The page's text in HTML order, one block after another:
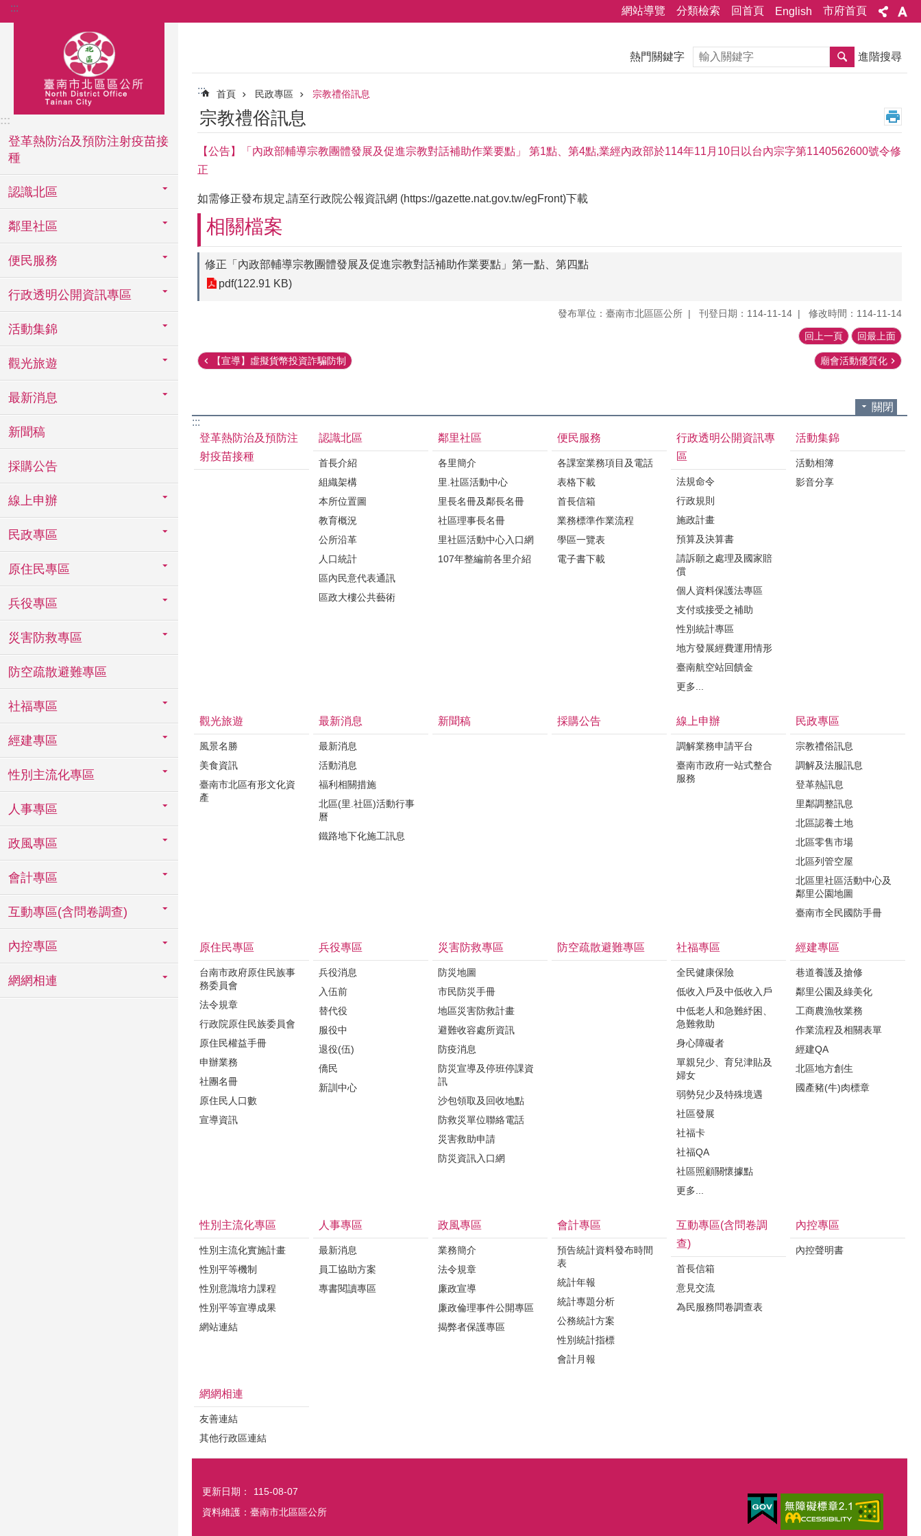
跳到主要內容區塊
::: 網站導覽 分類檢索 回首頁 English 市府首頁
:::
登革熱防治及預防注射疫苗接
種
認識北區
鄰里社區
便民服務
行政透明公開資訊專區
活動集錦
觀光旅遊
最新消息
新聞稿
採購公告
線上申辦
民政專區
原住民專區
兵役專區
災害防救專區
防空疏散避難專區
社福專區
經建專區
性別主流化專區
人事專區
政風專區
會計專區
互動專區(含問卷調查)
內控專區
網網相連
熱門關鍵字 搜尋 進階搜尋
::: 首頁 民政專區 宗教禮俗訊息
宗教禮俗訊息
【公告】「內政部輔導宗教團體發展及促進宗教對話補助作業要點」 第1點、第4點,業經內政部於114年11月10日以台內宗字第1140562600號令修
正
如需修正發布規定,請至行政院公報資訊網 (https://gazette.nat.gov.tw/egFront)下載
相關檔案
修正「內政部輔導宗教團體發展及促進宗教對話補助作業要點」第一點、第四點
pdf(122.91 KB)
發布單位：臺南市北區區公所 刊登日期：114-11-14 修改時間：114-11-14
回上一頁 回最上面
【宣導】虛擬貨幣投資詐騙防制 廟會活動優質化
關閉
:::
登革熱防治及預防注
射疫苗接種
認識北區
首長介紹
組織架構
本所位置圖
教育概況
公所沿革
人口統計
區內民意代表通訊
區政大樓公共藝術
鄰里社區
各里簡介
里.社區活動中心
里長名冊及鄰長名冊
社區理事長名冊
里社區活動中心入口網
107年整編前各里介紹
便民服務
各課室業務項目及電話
表格下載
首長信箱
業務標準作業流程
學區一覽表
電子書下載
行政透明公開資訊專
區
法規命令
行政規則
施政計畫
預算及決算書
請訴願之處理及國家賠
償
個人資料保護法專區
支付或接受之補助
性別統計專區
地方發展經費運用情形
臺南航空站回饋金
更多...
活動集錦
活動相簿
影音分享
觀光旅遊
風景名勝
美食資訊
臺南市北區有形文化資
產
最新消息
最新消息
活動消息
福利相關措施
北區(里.社區)活動行事
曆
鐵路地下化施工訊息
新聞稿 採購公告 線上申辦
調解業務申請平台
臺南市政府一站式整合
服務
民政專區
宗教禮俗訊息
調解及法服訊息
登革熱訊息
里鄰調整訊息
北區認養土地
北區零售市場
北區列管空屋
北區里社區活動中心及
鄰里公園地圖
臺南市全民國防手冊
原住民專區
台南市政府原住民族事
務委員會
法令規章
行政院原住民族委員會
原住民權益手冊
申辦業務
社團名冊
原住民人口數
宣導資訊
兵役專區
兵役消息
入伍前
替代役
服役中
退役(伍)
僑民
新訓中心
災害防救專區
防災地圖
市民防災手冊
地區災害防救計畫
避難收容處所資訊
防疫消息
防災宣導及停班停課資
訊
沙包領取及回收地點
防救災單位聯絡電話
災害救助申請
防災資訊入口網
防空疏散避難專區 社福專區
全民健康保險
低收入戶及中低收入戶
中低老人和急難紓困、
急難救助
身心障礙者
單親兒少、育兒津貼及
婦女
弱勢兒少及特殊境遇
社區發展
社福卡
社福QA
社區照顧關懷據點
更多...
經建專區
巷道養護及搶修
鄰里公園及綠美化
工商農漁牧業務
作業流程及相關表單
經建QA
北區地方創生
國產豬(牛)肉標章
性別主流化專區
性別主流化實施計畫
性別平等機制
性別意識培力課程
性別平等宣導成果
網站連結
人事專區
最新消息
員工協助方案
專書閱讀專區
政風專區
業務簡介
法令規章
廉政宣導
廉政倫理事件公開專區
揭弊者保護專區
會計專區
預告統計資料發布時間
表
統計年報
統計專題分析
公務統計方案
性別統計指標
會計月報
互動專區(含問卷調
查)
首長信箱
意見交流
為民服務問卷調查表
內控專區
內控聲明書
網網相連
友善連結
其他行政區連結
更新日期：
115-08-07
資料維護：臺南市北區區公所